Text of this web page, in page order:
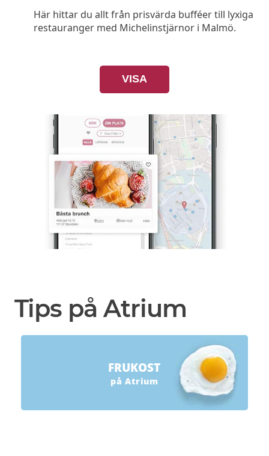
Här hittar du allt från prisvärda bufféer till lyxiga
restauranger med Michelinstjärnor i Malmö.
VISA
Tips på Atrium
FRUKOST
på Atrium